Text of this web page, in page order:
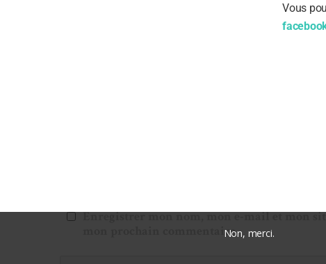
Enregistrer mon nom, mon e-mail et mon
mon prochain commentaire.
Vous
Non, merci.